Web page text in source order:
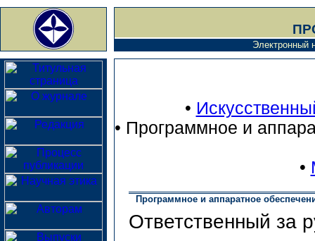
Электронный
•
• Программное и
•
Программное и аппаратное
Ответственный за